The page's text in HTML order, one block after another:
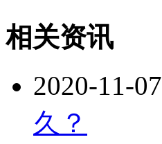
相关资讯
2020-11-07
久？